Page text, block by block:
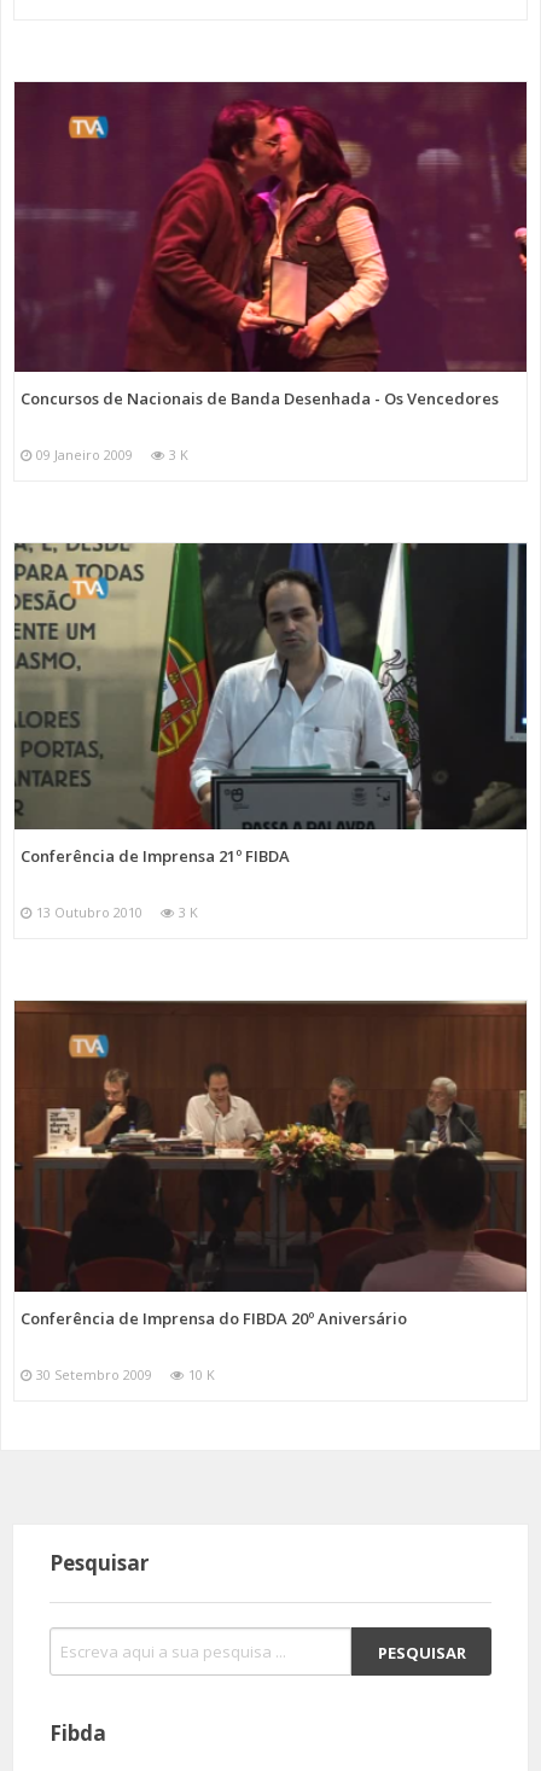
Concursos de Nacionais de Banda Desenhada - Os Vencedores
09 Janeiro 2009 3 K
Conferência de Imprensa 21º FIBDA
13 Outubro 2010 3 K
Conferência de Imprensa do FIBDA 20º Aniversário
30 Setembro 2009 10 K
Pesquisar
Fibda